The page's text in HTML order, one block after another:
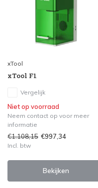
xTool
xTool F1
Vergelijk
Niet op voorraad
Neem contact op voor meer
informatie
€1.108,15 €997,34
Incl. btw
Bekijken